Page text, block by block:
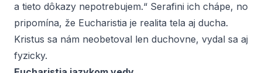
a tieto dôkazy nepotrebujem.“ Serafini ich chápe, no
pripomína, že Eucharistia je realita tela aj ducha.
Kristus sa nám neobetoval len duchovne, vydal sa aj
fyzicky.